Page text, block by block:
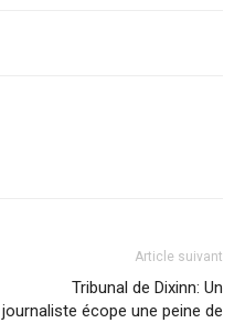
Article suivant
Tribunal de Dixinn: Un
journaliste écope une peine de